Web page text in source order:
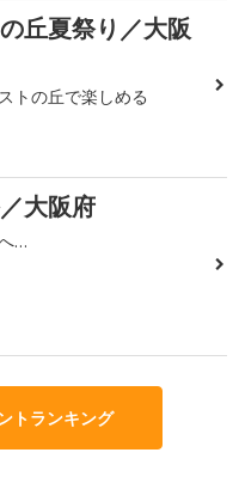
丘夏祭り／大阪
トの丘で楽しめる
大阪府
…
トランキング